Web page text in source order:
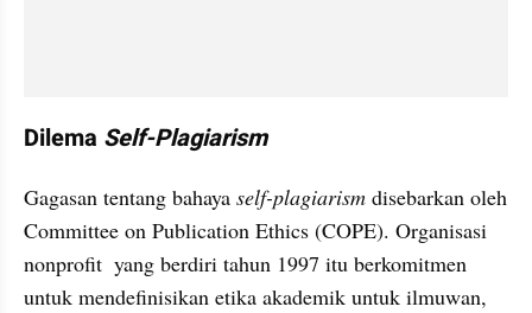
Dilema Self-Plagiarism
Gagasan tentang bahaya self-plagiarism disebarkan oleh
Committee on Publication Ethics (COPE
nonprofit yang berdiri tahun 1997 itu berkomitmen
untuk mendefinisikan etika akademik untuk ilmuwan,